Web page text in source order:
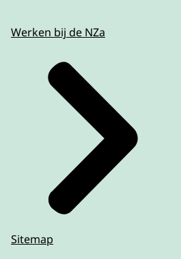
Werken bij de NZa
Sitemap